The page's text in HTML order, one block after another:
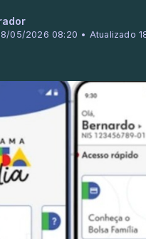
05/2026 08:20 • Atualizado